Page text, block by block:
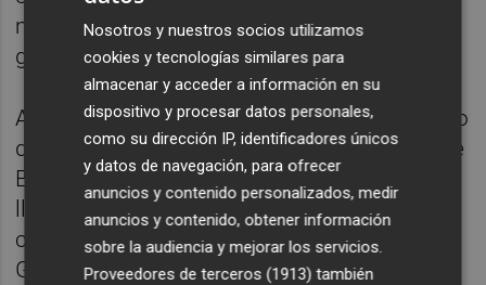
marcha, principalmente los nuevos
gravámenes.
Además de lo engorroso de lograr el permiso
de conducir y el Número de Identificación de
Extranjeros (NIE), ha vaticinado que "van a
llegar algunos problemas más" aunque
confía en que "las relaciones entre España y
Gran Bretaña son tan fuertes que se hallan
Nosotros y nuestros socios utilizamos
cookies y tecnologías similares para
almacenar y acceder a información en su
dispositivo y procesar datos personales,
como su dirección IP, identificadores únicos
y datos de navegación, para ofrecer
anuncios y contenido personalizados, medir
anuncios y contenido, obtener información
sobre la audiencia y mejorar los servicios.
Proveedores de terceros (1913) también